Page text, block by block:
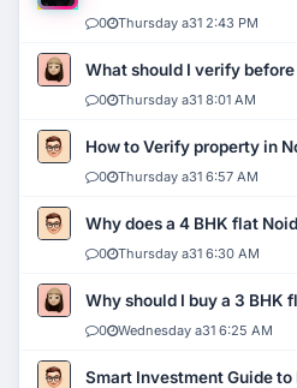
0 Thursday a31 2:43 PM
What should I verify before
0 Thursday a31 8:01 AM
How to Verify property in
0 Thursday a31 6:57 AM
Why does a 4 BHK flat
0 Thursday a31 6:30 AM
Why should I buy a 3 BHK
0 Wednesday a31 6:25 AM
Smart Investment Guide to